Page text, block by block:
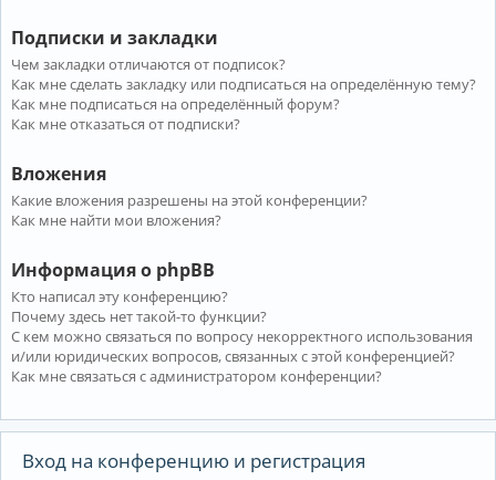
Подписки и закладки
Чем закладки отличаются от подписок?
Как мне сделать закладку или подписаться на определённую тему?
Как мне подписаться на определённый форум?
Как мне отказаться от подписки?
Вложения
Какие вложения разрешены на этой конференции?
Как мне найти мои вложения?
Информация о phpBB
Кто написал эту конференцию?
Почему здесь нет такой-то функции?
С кем можно связаться по вопросу некорректного использования
и/или юридических вопросов, связанных с этой конференцией?
Как мне связаться с администратором конференции?
Вход на конференцию и регистрация